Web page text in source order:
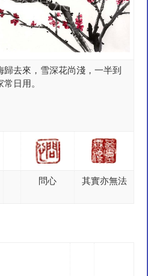
去來，雪深花尚淺，一半到
日用。
問心 其實亦無法